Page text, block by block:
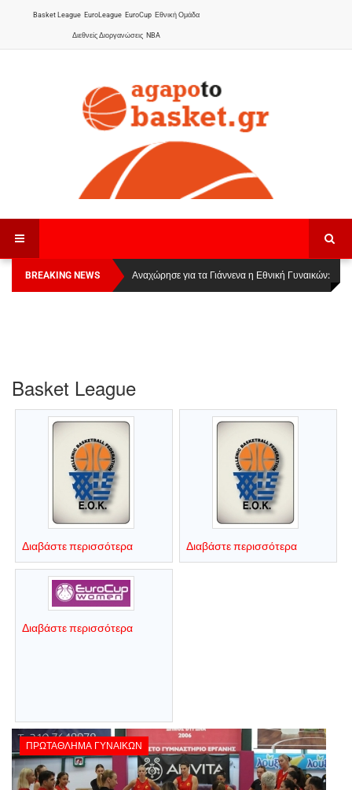
Basket League EuroLeague EuroCup Εθνική Ομάδα
Διεθνείς Διοργανώσεις NBA
BREAKING NEWS
Οι Πάνθηρες Καβάλας στην Women Basketball
League 1
Αναχώρησε για τα Γιάννενα η Εθνική Γυναικών:
Basket League
Διαβάστε περισσότερα Διαβάστε περισσότερα
Διαβάστε περισσότερα
ΠΡΩΤΆΘΛΗΜΑ ΓΥΝΑΙΚΏΝ